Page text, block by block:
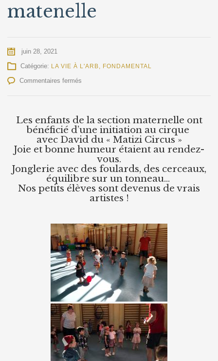
matenelle
juin 28, 2021
Catégorie: LA VIE À L'ARB, FONDAMENTAL
Commentaires fermés
en
matenelle
Les enfants de la section maternelle ont
bénéficié d’une initiation au cirque
avec David du « Matizi Circus »
Joie et bonne humeur étaient au rendez-
vous.
Jonglerie avec des foulards, des cerceaux,
équilibre sur un tonneau…
Nos petits élèves sont devenus de vrais
artistes !